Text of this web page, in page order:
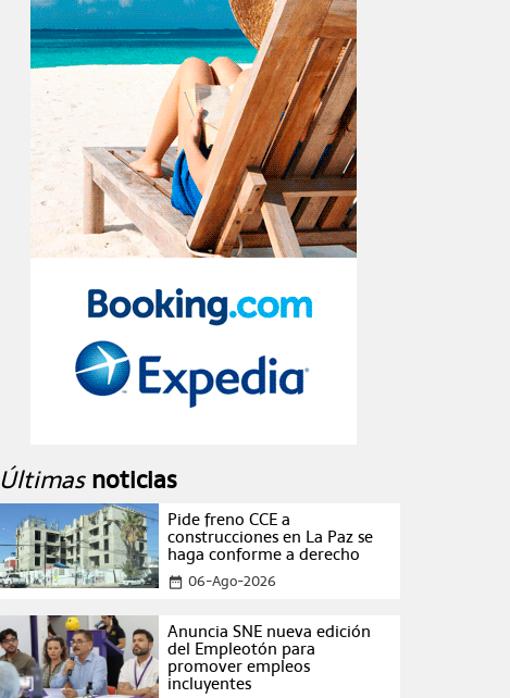
Últimas noticias
Pide freno CCE a
construcciones en La Paz se
haga conforme a derecho
date_range 06-Ago-2026
Anuncia SNE nueva edición
del Empleotón para
promover empleos
incluyentes